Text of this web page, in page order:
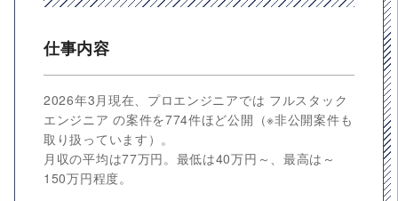
仕事内容
2026年3月現在、プロエンジニアでは フルスタック
エンジニア の案件を774件ほど公開（※非公開案件も
取り扱っています）。
月収の平均は77万円。最低は40万円～、最高は～
150万円程度。